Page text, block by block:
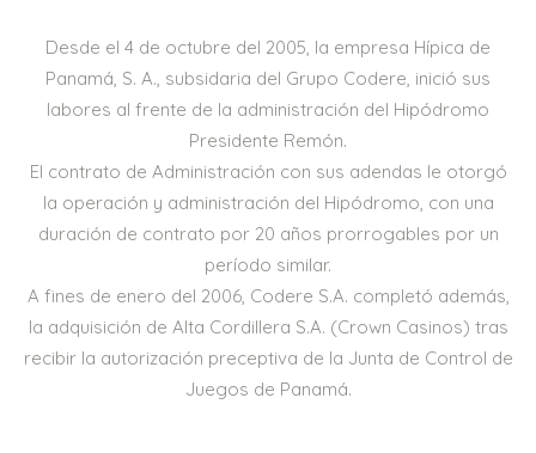
Desde el 4 de octubre del 2005, la empresa Hípica de
Panamá, S. A., subsidaria del Grupo Codere, inició sus
labores al frente de la administración del Hipódromo
Presidente Remón.
El contrato de Administración con sus adendas le otorgó
la operación y administración del Hipódromo, con una
duración de contrato por 20 años prorrogables por un
período similar.
A fines de enero del 2006, Codere S.A. completó además,
la adquisición de Alta Cordillera S.A. (Crown Casinos) tras
recibir la autorización preceptiva de la Junta de Control de
Juegos de Panamá.